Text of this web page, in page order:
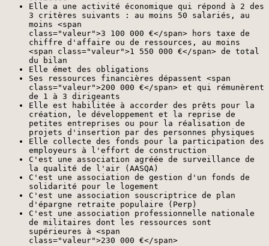
Elle a une activité économique qui répond à 2 des
3 critères suivants : au moins 50 salariés, au
moins <span
class="valeur">3 100 000 €</span> hors taxe de
chiffre d'affaire ou de ressources, au moins
<span class="valeur">1 550 000 €</span> de total
du bilan
Elle émet des obligations
Ses ressources financières dépassent <span
class="valeur">200 000 €</span> et qui rémunèrent
de 1 à 3 dirigeants
Elle est habilitée à accorder des prêts pour la
création, le développement et la reprise de
petites entreprises ou pour la réalisation de
projets d'insertion par des personnes physiques
Elle collecte des fonds pour la participation des
employeurs à l'effort de construction
C'est une association agréée de surveillance de
la qualité de l'air (AASQA)
C'est une association de gestion d'un fonds de
solidarité pour le logement
C'est une association souscriptrice de plan
d'épargne retraite populaire (Perp)
C'est une association professionnelle nationale
de militaires dont les ressources sont
supérieures à <span
class="valeur">230 000 €</span>